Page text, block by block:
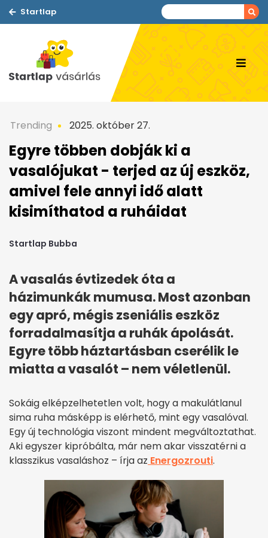
Startlap
Trending 2025. október 27.
Egyre többen dobják ki a
vasalójukat - terjed az új eszköz,
amivel fele annyi idő alatt
kisimíthatod a ruháidat
Startlap Bubba
A vasalás évtizedek óta a
házimunkák mumusa. Most azonban
egy apró, mégis zseniális eszköz
forradalmasítja a ruhák ápolását.
Egyre több háztartásban cserélik le
miatta a vasalót – nem véletlenül.
Sokáig elképzelhetetlen volt, hogy a makulátlanul
sima ruha másképp is elérhető, mint egy vasalóval.
Egy új technológia viszont mindent megváltoztathat.
Aki egyszer kipróbálta, már nem akar visszatérni a
klasszikus vasaláshoz – írja az Energozrouti.